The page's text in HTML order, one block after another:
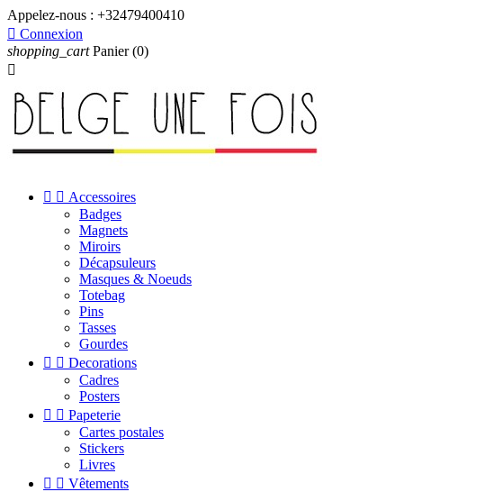
Appelez-nous : +32479400410
 Connexion
shopping_cart Panier (0)

  Accessoires
Badges
Magnets
Miroirs
Décapsuleurs
Masques & Noeuds
Totebag
Pins
Tasses
Gourdes
  Decorations
Cadres
Posters
  Papeterie
Cartes postales
Stickers
Livres
  Vêtements